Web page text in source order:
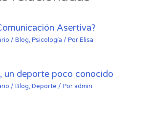
Asertiva?
/ Blog, Psicología / PorElisa
un deporte poco conocido
/ Blog, Deporte / Por admin